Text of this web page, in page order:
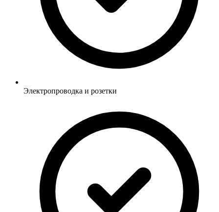
Электропроводка и розетки